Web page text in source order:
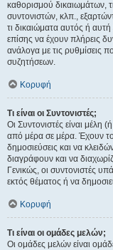
καθορισμού δικαιωμάτων,
συντονιστών, κλπ.,
τι δικαιώματα αυτός ή
επίσης να έχουν πλήρεις
ανάλογα με τις ρυθμίσεις
συζητήσεων.
Κορυφή
Τι είναι οι Συντονιστές;
Οι Συντονιστές είναι μέλη
από μέρα σε μέρα. Έχουν
δημοσιεύσεις και να
διαγράφουν και να
Γενικώς, οι συντονιστές
εκτός θέματος ή να
Κορυφή
Τι είναι οι ομάδες μελών;
Οι ομάδες μελών είναι